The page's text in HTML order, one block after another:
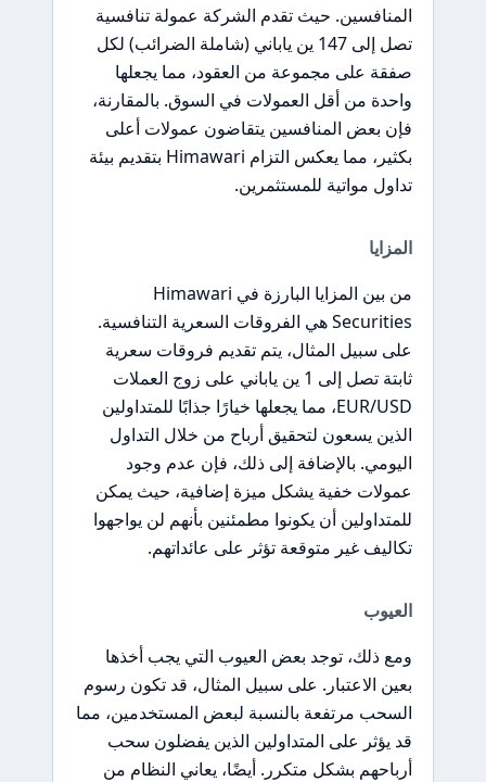
المنافسين. حيث تقدم الشركة عمولة تنافسية
تصل إلى 147 ين ياباني (شاملة الضرائب) لكل
صفقة على مجموعة من العقود، مما يجعلها
واحدة من أقل العمولات في السوق. بالمقارنة،
فإن بعض المنافسين يتقاضون عمولات أعلى
بكثير، مما يعكس التزام Himawari بتقديم بيئة
تداول مواتية للمستثمرين.
المزايا
من بين المزايا البارزة في Himawari
Securities هي الفروقات السعرية التنافسية.
على سبيل المثال، يتم تقديم فروقات سعرية
ثابتة تصل إلى 1 ين ياباني على زوج العملات
EUR/USD، مما يجعلها خيارًا جذابًا للمتداولين
الذين يسعون لتحقيق أرباح من خلال التداول
اليومي. بالإضافة إلى ذلك، فإن عدم وجود
عمولات خفية يشكل ميزة إضافية، حيث يمكن
للمتداولين أن يكونوا مطمئنين بأنهم لن يواجهوا
تكاليف غير متوقعة تؤثر على عائداتهم.
العيوب
ومع ذلك، توجد بعض العيوب التي يجب أخذها
بعين الاعتبار. على سبيل المثال، قد تكون رسوم
السحب مرتفعة بالنسبة لبعض المستخدمين، مما
قد يؤثر على المتداولين الذين يفضلون سحب
أرباحهم بشكل متكرر. أيضًا، يعاني النظام من